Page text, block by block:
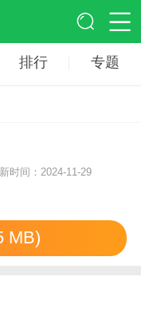
排行 专题
时间：2024-11-29
MB)